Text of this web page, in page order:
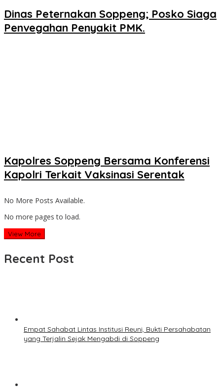
Dinas Peternakan Soppeng; Posko Siaga
Penvegahan Penyakit PMK.
Kapolres Soppeng Bersama Konferensi
Kapolri Terkait Vaksinasi Serentak
No More Posts Available.
No more pages to load.
View More
Recent Post
Empat Sahabat Lintas Institusi Reuni, Bukti Persahabatan
yang Terjalin Sejak Mengabdi di Soppeng